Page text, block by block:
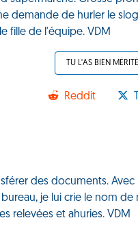
de hurler le
fille de l'équipe. VDM
TU L'AS BIEN MÉRITÉ
Reddit
des documents.
je lui crie le nom
relevées et ahuries. VDM